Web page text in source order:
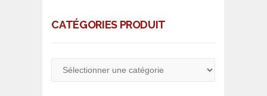
CATÉGORIES PRODUIT